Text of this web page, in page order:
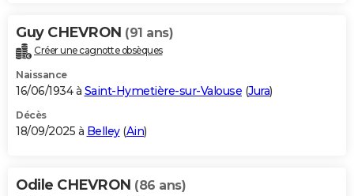
Guy CHEVRON (91 ans)
Créer une cagnotte obsèques
Naissance
16/06/1934 à Saint-Hymetière-sur-Valouse (Jura)
Décès
18/09/2025 à Belley(Ain)
Odile CHEVRON (86 ans)